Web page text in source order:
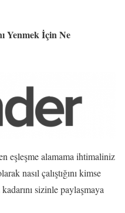
Yenmek İçin Ne
eşleşme alamama ihtimaliniz
nasıl çalıştığını kimse
sizinle paylaşmaya